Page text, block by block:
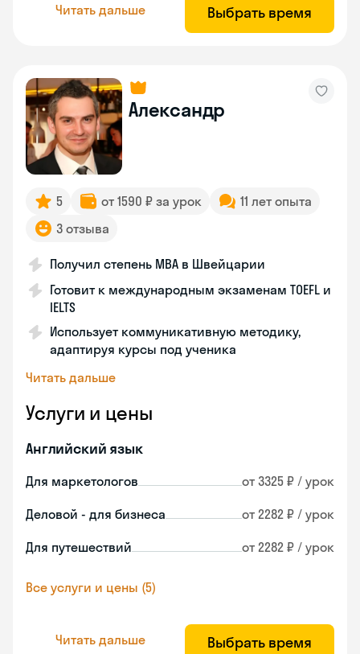
Читать дальше Выбрать время
Александр
5 от 1590 ₽ за урок
11 лет опыта
3 отзыва
Получил степень MBA в Швейцарии
Готовит к международным экзаменам TOEFL и
IELTS
Использует коммуникативную методику,
адаптируя курсы под ученика
Читать дальше
Услуги и цены
Английский язык
Для маркетологов от 3325 ₽ / урок
Деловой - для бизнеса от 2282 ₽ / урок
Для путешествий от 2282 ₽ / урок
Все услуги и цены (5)
Читать дальше Выбрать время